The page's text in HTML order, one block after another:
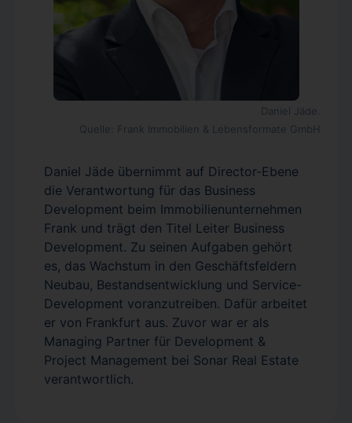
Daniel Jäde.
Quelle: Frank Immobilien & Lebensformate GmbH
Daniel Jäde übernimmt auf Director-Ebene
die Verantwortung für das Business
Development beim Immobilienunternehmen
Frank und trägt den Titel Leiter Business
Development. Zu seinen Aufgaben gehört
es, das Wachstum in den Geschäftsfeldern
Neubau, Bestandsentwicklung und Service-
Development voranzutreiben. Dafür arbeitet
er von Frankfurt aus. Zuvor war er als
Managing Partner für Development &
Project Management bei Sonar Real Estate
verantwortlich.